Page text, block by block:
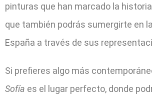
pinturas que han marcado la
que también podrás sumergirte en
España a través de sus
Si prefieres algo más
Sofía es el lugar perfecto, donde